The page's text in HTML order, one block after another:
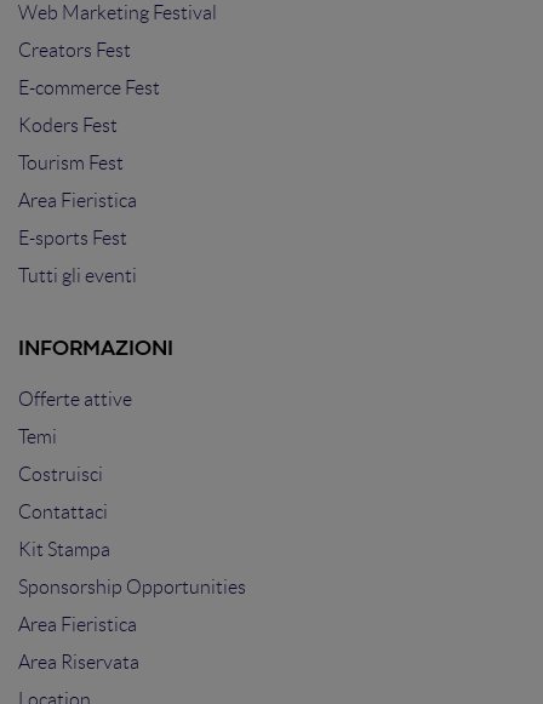
Web Marketing Festival
Creators Fest
E-commerce Fest
Koders Fest
Tourism Fest
Area Fieristica
E-sports Fest
Tutti gli eventi
INFORMAZIONI
Offerte attive
Temi
Costruisci
Contattaci
Kit Stampa
Sponsorship Opportunities
Area Fieristica
Area Riservata
Location